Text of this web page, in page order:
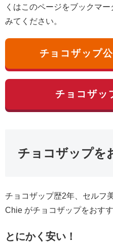
くはこのページをブックマ
みてください。
チョコザップ
チョコザッ
チョコザップを
チョコザップ歴2年、セルフ
Chie がチョコザップをおす
とにかく安い！